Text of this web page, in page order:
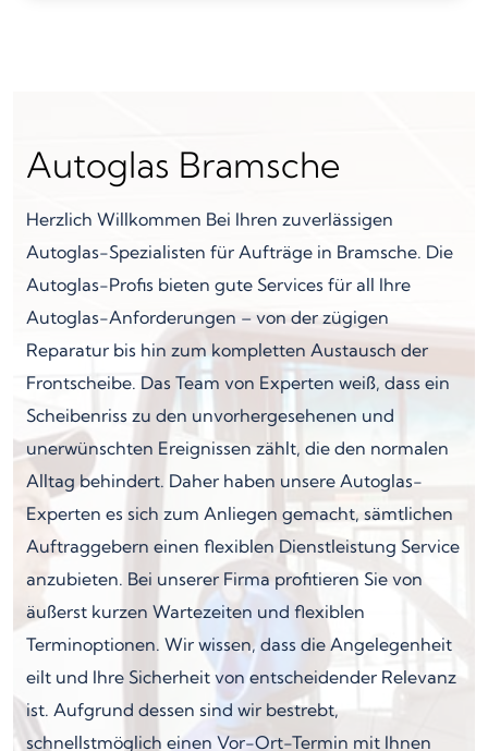
Autoglas Bramsche
Herzlich Willkommen Bei Ihren zuverlässigen
Autoglas-Spezialisten für Aufträge in Bramsche. Die
Autoglas-Profis bieten gute Services für all Ihre
Autoglas-Anforderungen – von der zügigen
Reparatur bis hin zum kompletten Austausch der
Frontscheibe. Das Team von Experten weiß, dass ein
Scheibenriss zu den unvorhergesehenen und
unerwünschten Ereignissen zählt, die den normalen
Alltag behindert. Daher haben unsere Autoglas-
Experten es sich zum Anliegen gemacht, sämtlichen
Auftraggebern einen flexiblen Dienstleistung Service
anzubieten. Bei unserer Firma profitieren Sie von
äußerst kurzen Wartezeiten und flexiblen
Terminoptionen. Wir wissen, dass die Angelegenheit
eilt und Ihre Sicherheit von entscheidender Relevanz
ist. Aufgrund dessen sind wir bestrebt,
schnellstmöglich einen Vor-Ort-Termin mit Ihnen